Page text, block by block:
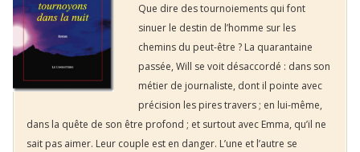
Que dire des tournoiements qui font
sinuer le destin de l’homme sur les
chemins du peut-être ? La quarantaine
passée, Will se voit désaccordé : dans son
métier de journaliste, dont il pointe avec
précision les pires travers ; en lui-même,
dans la quête de son être profond ; et surtout avec Emma, qu’il ne
sait pas aimer. Leur couple est en danger. L’une et l’autre se